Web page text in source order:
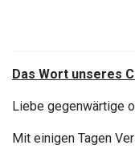
Das Wort unseres
Liebe gegenwärtige
Mit einigen Tagen